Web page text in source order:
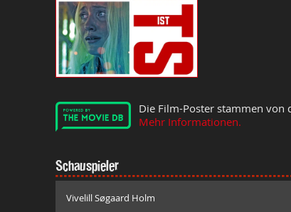
Die Film-Poster stammen von
Mehr Informationen.
Schauspieler
Vivelill Søgaard Holm